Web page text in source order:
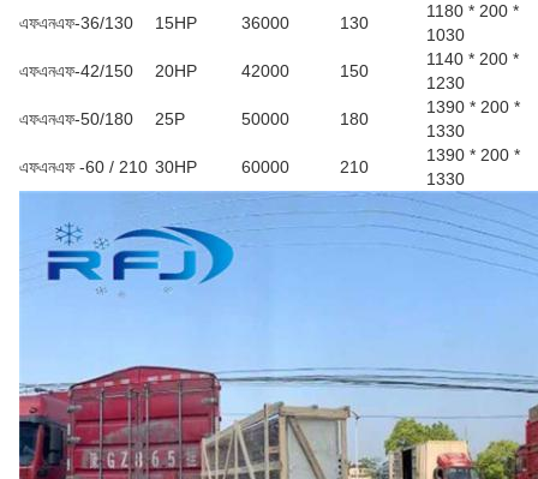
এফএনএফ-36/130
15HP 36000 130
1180 * 200 *
1030
এফএনএফ-42/150
20HP 42000 150
1140 * 200 *
1230
এফএনএফ-50/180
25P 50000 180
1390 * 200 *
1330
এফএনএফ -60 / 210 30HP 60000 210
1390 * 200 *
1330